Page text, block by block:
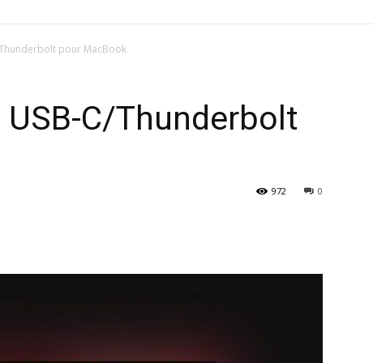
pour MacBook
C/Thunderbolt
0
972